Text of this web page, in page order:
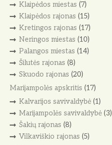
Klaipėdos miestas (7)
Klaipėdos rajonas (15)
Kretingos rajonas (17)
Neringos miestas (10)
Palangos miestas (14)
Šilutės rajonas (8)
Skuodo rajonas (20)
Marijampolės apskritis (17)
Kalvarijos savivaldybė(1)
Marijampolės savivaldybė(3)
Šakių rajonas (8)
Vilkaviškio rajonas (5)